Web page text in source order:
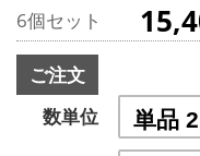
6個セット
ご注文
数単位